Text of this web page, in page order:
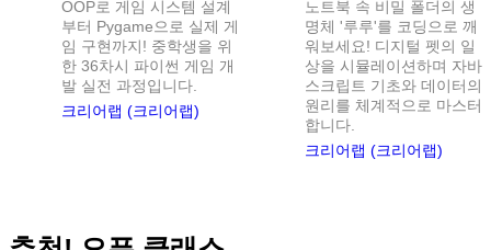
OOP로 게임 시스템 설계
부터 Pygame으로 실제 게
임 구현까지! 중학생을 위
한 36차시 파이썬 게임 개
발 실전 과정입니다.
크리어랩 (크리어랩)
노트북 속 비밀 폴더의 생
명체 '루루'를 코딩으로 깨
워보세요! 디지털 펫의 일
상을 시뮬레이션하며 자바
스크립트 기초와 데이터의
원리를 체계적으로 마스터
합니다.
크리어랩 (크리어랩)